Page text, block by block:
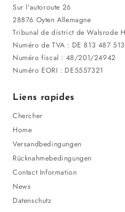
Sur l'autoroute 26
28876 Oyten Allemagne
Tribunal de district de Walsrode
Numéro de TVA : DE 813 487 513
Numéro fiscal : 48/201/24942
Numéro EORI : DE5557321
Liens rapides
Chercher
Home
Versandbedingungen
Rücknahmebedingungen
Contact Information
News
Datenschutz